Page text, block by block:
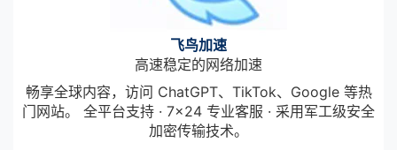
飞鸟加速
高速稳定的网络加速
畅享全球内容，访问 ChatGPT、TikTok、Google 等热
门网站。 全平台支持 · 7×24 专业客服 · 采用军工级安全
加密传输技术。